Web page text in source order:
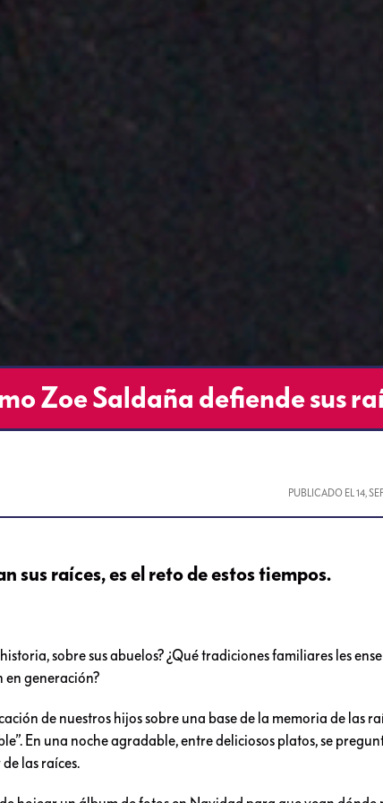
Zoe Saldaña defiende sus
PUBLICADO EL14,
sus raíces, es el reto de estos tiempos.
sobre sus abuelos? ¿Qué tradiciones familiares les
en generación?
de nuestros hijos sobre una base de la memoria de las
En una noche agradable, entre deliciosos platos, se
las raíces.